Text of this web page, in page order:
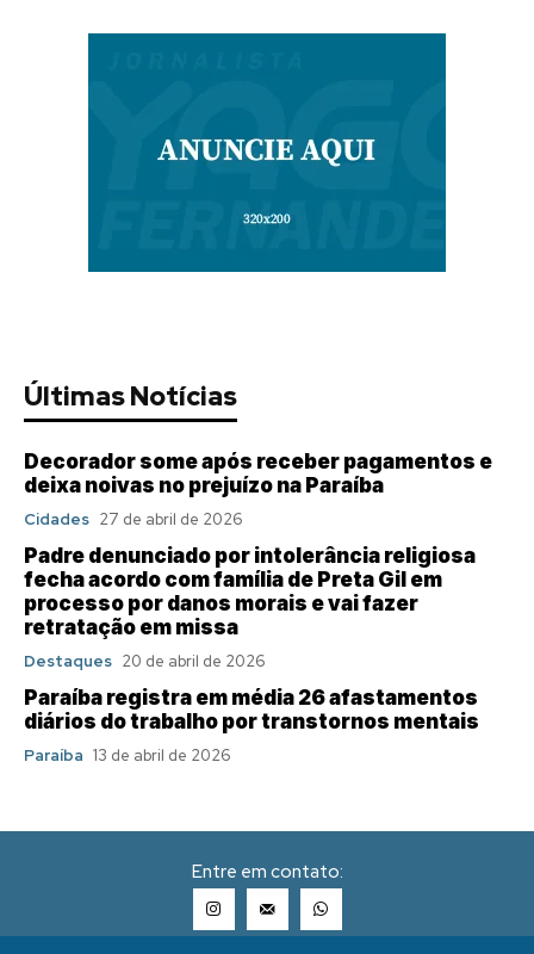
Últimas Notícias
Decorador some após receber pagamentos e
deixa noivas no prejuízo na Paraíba
Cidades 27 de abril de 2026
Padre denunciado por intolerância religiosa
fecha acordo com família de Preta Gil em
processo por danos morais e vai fazer
retratação em missa
Destaques 20 de abril de 2026
Paraíba registra em média 26 afastamentos
diários do trabalho por transtornos mentais
Paraíba 13 de abril de 2026
Entre em contato: